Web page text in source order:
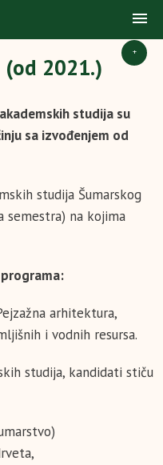
+
2021.)
studija su
sa izvođenjem od
studija Šumarskog
semestra) na kojima
arhitektura,
i vodnih resursa.
studija, kandidati stiču